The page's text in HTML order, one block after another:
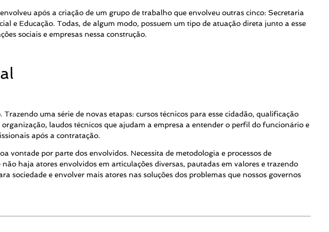
após a criação de um grupo de trabalho que envolveu outras cinco: Secretaria
e Educação. Todas, de algum modo, possuem um tipo de atuação direta junto a esse
sociais e empresas nessa construção.
uma série de novas etapas: cursos técnicos para esse cidadão, qualificação
laudos técnicos que ajudam a empresa a entender o perfil do funcionário e
após a contratação.
vontade por parte dos envolvidos. Necessita de metodologia e processos de
haja atores envolvidos em articulações diversas, pautadas em valores e trazendo
sociedade e envolver mais atores nas soluções dos problemas que nossos governos